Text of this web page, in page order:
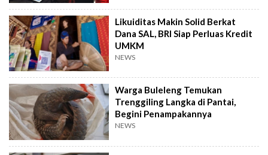
Likuiditas Makin Solid Berkat
Dana SAL, BRI Siap Perluas Kredit
UMKM
NEWS
Warga Buleleng Temukan
Trenggiling Langka di Pantai,
Begini Penampakannya
NEWS